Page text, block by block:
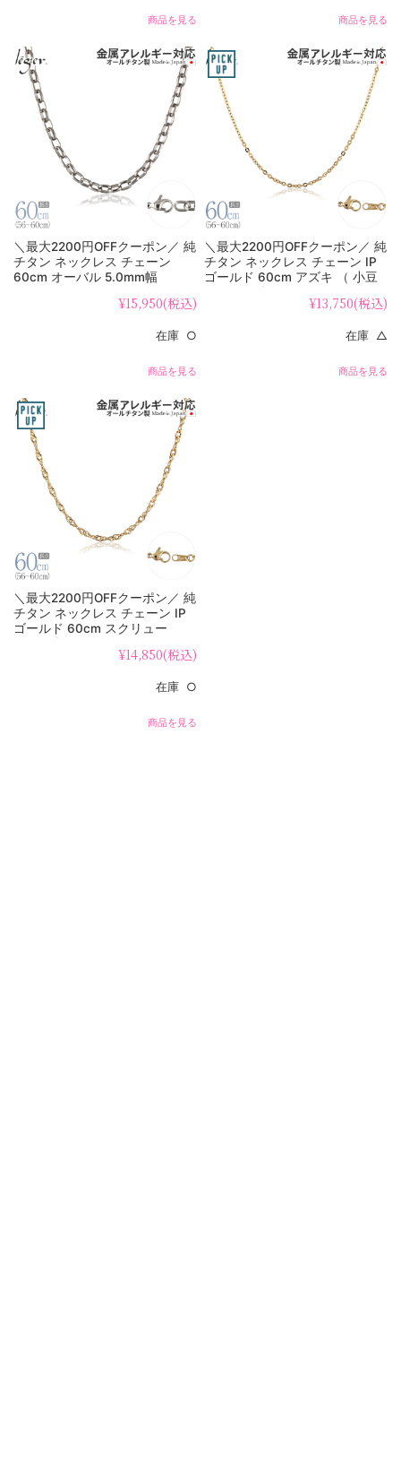
商品を見る 商品を見る
＼最大2200円OFFクーポン／ 純
チタン ネックレス チェーン
60cm オーバル 5.0mm幅
¥15,950(税込)
在庫 ○
商品を見る
＼最大2200円OFFクーポン／ 純
チタン ネックレス チェーン IP
ゴールド 60cm アズキ （ 小豆
¥13,750(税込)
在庫 △
商品を見る
＼最大2200円OFFクーポン／ 純
チタン ネックレス チェーン IP
ゴールド 60cm スクリュー
¥14,850(税込)
在庫 ○
商品を見る